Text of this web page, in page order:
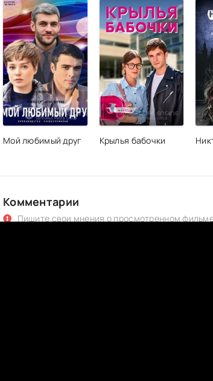
Мой любимый друг Крылья бабочки
Комментарии
Пишите свои мнения о просмотренном